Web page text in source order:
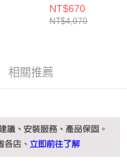
形，本公司將視審查結果
NT$670
NT$4,070
相關推薦